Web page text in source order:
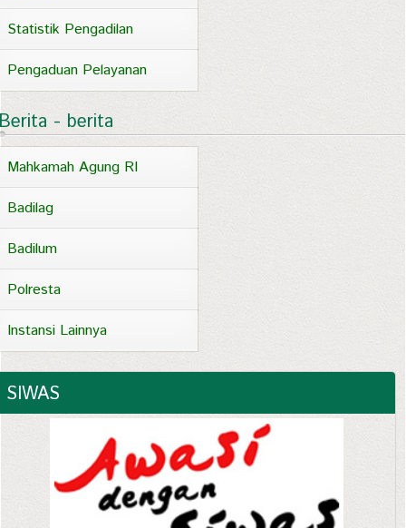
Statistik Pengadilan
Pengaduan Pelayanan
- berita
Mahkamah Agung RI
Badilag
Badilum
Polresta
Instansi Lainnya
SIWAS